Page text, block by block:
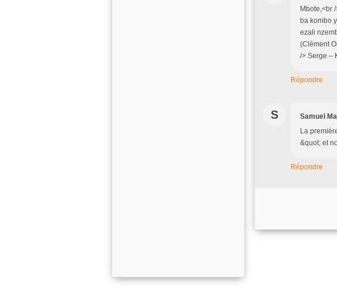
Mbote,<br
ba kombo
ezali
(Clément
/> Serge –
Répondre
S Samuel
La
&quot; et
Répondre